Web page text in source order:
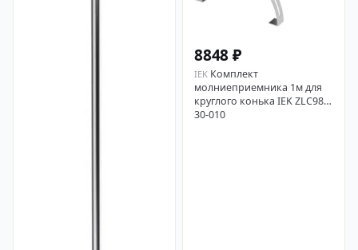
8848 ₽
IEK Комплект
молниеприемника 1м для
круглого конька IEK ZLC98-
30-010